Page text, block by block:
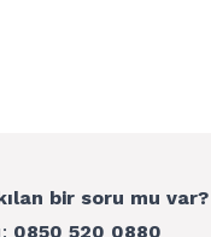
bir soru mu
0850 520 0880